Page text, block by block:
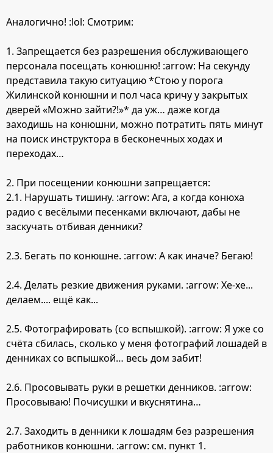
Аналогично! :lol: Смотрим:
1. Запрещается без разрешения обслуживающего
персонала посещать конюшню! :arrow: На секунду
представила такую ситуацию *Стою у порога
Жилинской конюшни и пол часа кричу у закрытых
дверей «Можно зайти?!»* да уж… даже когда
заходишь на конюшни, можно потратить пять минут
на поиск инструктора в бесконечных ходах и
переходах…
2. При посещении конюшни запрещается:
2.1. Нарушать тишину. :arrow: Ага, а когда конюха
радио с весёлыми песенками включают, дабы не
заскучать отбивая денники?
2.3. Бегать по конюшне. :arrow: А как иначе? Бегаю!
2.4. Делать резкие движения руками. :arrow: Хе-хе...
делаем.... ещё как...
2.5. Фотографировать (со вспышкой). :arrow: Я уже со
счёта сбилась, сколько у меня фотографий лошадей в
денниках со вспышкой… весь дом забит!
2.6. Просовывать руки в решетки денников. :arrow:
Просовываю! Почисушки и вкуснятина…
2.7. Заходить в денники к лошадям без разрешения
работников конюшни. :arrow: см. пункт 1.